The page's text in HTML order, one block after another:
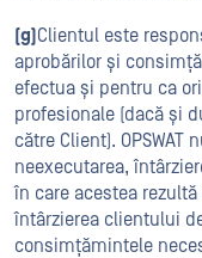
(g)Clientul este
aprobărilor și
efectua și pentru ca
profesionale (dacă și
către Client).
neexecutarea,
în care acestea
întârzierea clientului
consimțămintele